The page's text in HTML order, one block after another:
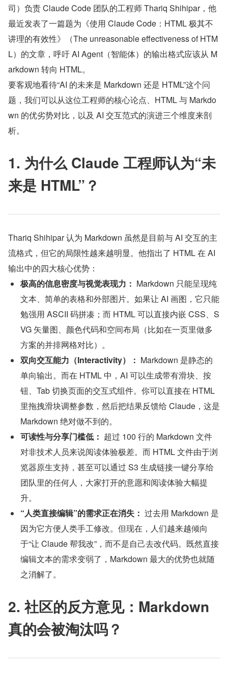
司）负责 Claude Code 团队的工程师 Thariq Shihipar，他
最近发表了一篇题为《使用 Claude Code：HTML 极其不
讲理的有效性》（The unreasonable effectiveness of HTM
L）的文章，呼吁 AI Agent（智能体）的输出格式应该从 M
arkdown 转向 HTML。
要客观地看待“AI 的未来是 Markdown 还是 HTML”这个问
题，我们可以从这位工程师的核心论点、HTML 与 Markdo
wn 的优劣势对比，以及 AI 交互范式的演进三个维度来剖
析。
1. 为什么 Claude 工程师认为“未
来是 HTML”？
Thariq Shihipar 认为 Markdown 虽然是目前与 AI 交互的主
流格式，但它的局限性越来越明显。他指出了 HTML 在 AI
输出中的四大核心优势：
极高的信息密度与视觉表现力： Markdown 只能呈现纯
文本、简单的表格和外部图片。如果让 AI 画图，它只能
勉强用 ASCII 码拼凑；而 HTML 可以直接内嵌 CSS、S
VG 矢量图、颜色代码和空间布局（比如在一页里做多
方案的并排网格对比）。
双向交互能力（Interactivity）： Markdown 是静态的
单向输出。而在 HTML 中，AI 可以生成带有滑块、按
钮、Tab 切换页面的交互式组件。你可以直接在 HTML
里拖拽滑块调整参数，然后把结果反馈给 Claude，这是
Markdown 绝对做不到的。
可读性与分享门槛低： 超过 100 行的 Markdown 文件
对非技术人员来说阅读体验极差。而 HTML 文件由于浏
览器原生支持，甚至可以通过 S3 生成链接一键分享给
团队里的任何人，大家打开的意愿和阅读体验大幅提
升。
“人类直接编辑”的需求正在消失： 过去用 Markdown 是
因为它方便人类手工修改。但现在，人们越来越倾向
于“让 Claude 帮我改”，而不是自己去改代码。既然直接
编辑文本的需求变弱了，Markdown 最大的优势也就随
之消解了。
2. 社区的反方意见：Markdown
真的会被淘汰吗？